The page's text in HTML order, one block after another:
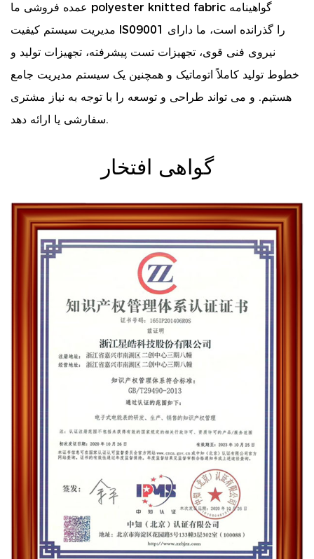
polyester knitted fabric
مدیریت سیستم کیفیت IS09001 را گذرانده است، ما دارای
نیروی فنی قوی، تجهیزات تست پیشرفته، تجهیزات تولید و
خطوط تولید کاملاً اتوماتیک و همچنین یک سیستم مدیریت جامع
هستیم. و می تواند طراحی و توسعه را با توجه به نیاز مشتری
سفارشی یا ارائه دهد.
گواهی افتخار